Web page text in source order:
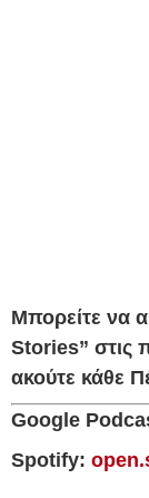
Μπορείτε να
Stories” στις
ακούτε κάθε
Google
Spotify: